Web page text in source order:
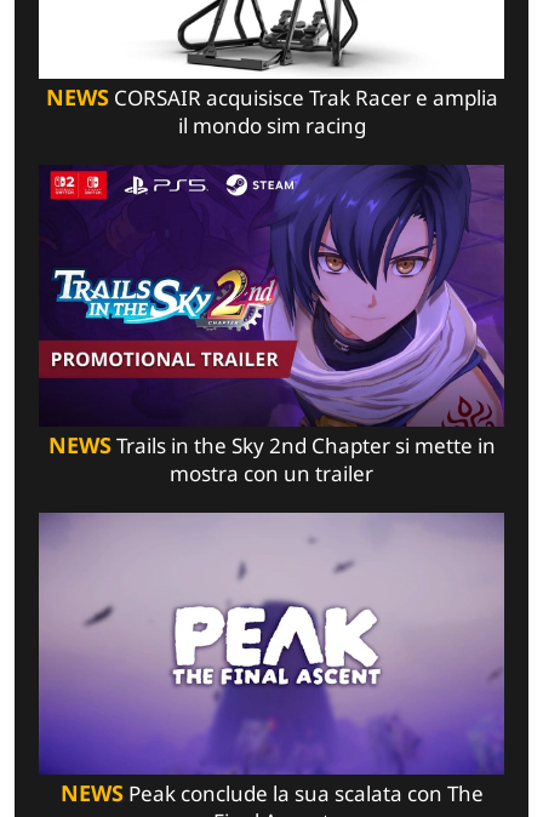
NEWSCORSAIR acquisisce Trak Racer e amplia
il mondo sim racing
NEWSTrails in the Sky 2nd Chapter si mette in
mostra con un trailer
NEWSPeak conclude la sua scalata con The